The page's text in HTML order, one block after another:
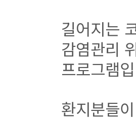
길어지는
감염관리
프로그램
환지분들